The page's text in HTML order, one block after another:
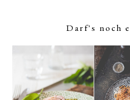
Darf's noch